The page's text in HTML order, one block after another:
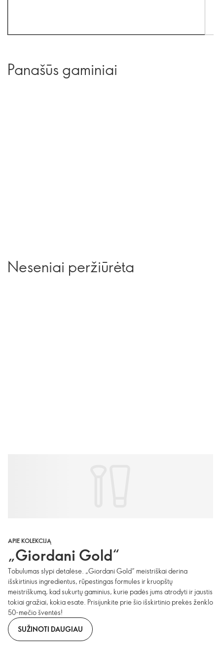
Panašūs gaminiai
Neseniai peržiūrėta
APIE KOLEKCIJĄ
„Giordani Gold“
Tobulumas slypi detalėse. „Giordani Gold“ meistriškai derina
išskirtinius ingredientus, rūpestingas formules ir kruopštų
meistriškumą, kad sukurtų gaminius, kurie padės jums atrodyti ir jaustis
tokiai gražiai, kokia esate. Prisijunkite prie šio išskirtinio prekės ženklo
50-mečio šventės!
SUŽINOTI DAUGIAU